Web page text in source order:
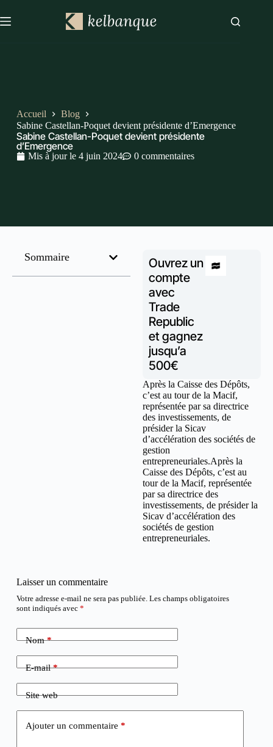
Accueil
Blog
Sabine Castellan-Poquet devient présidente d’Emergence
Sabine Castellan-Poquet devient présidente
d’Emergence
Mis à jour le 4 juin 2024 0 commentaires
Sommaire
Ouvrez un
compte
avec
Trade
Republic
et gagnez
jusqu’a
500€
Après la Caisse des Dépôts,
c’est au tour de la Macif,
représentée par sa directrice
des investissements, de
présider la Sicav
d’accélération des sociétés de
gestion
entrepreneuriales.Après la
Caisse des Dépôts, c’est au
tour de la Macif, représentée
par sa directrice des
investissements, de présider la
Sicav d’accélération des
sociétés de gestion
entrepreneuriales.
Laisser un commentaire
Votre adresse e-mail ne sera pas publiée. Les champs obligatoires
sont indiqués avec *
Nom*
E-mail*
Site web
Ajouter un commentaire *